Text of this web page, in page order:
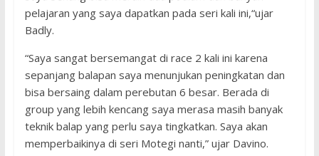
pelajaran yang saya dapatkan pada seri kali ini,“ujar
Badly.
“Saya sangat bersemangat di race 2 kali ini karena
sepanjang balapan saya menunjukan peningkatan dan
bisa bersaing dalam perebutan 6 besar. Berada di
group yang lebih kencang saya merasa masih banyak
teknik balap yang perlu saya tingkatkan. Saya akan
memperbaikinya di seri Motegi nanti,” ujar Davino.